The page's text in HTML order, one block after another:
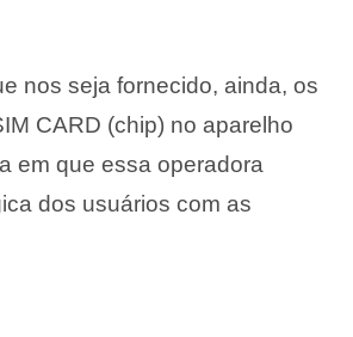
nos seja fornecido, ainda, os
CARD (chip) no aparelho
em que essa operadora
dos usuários com as